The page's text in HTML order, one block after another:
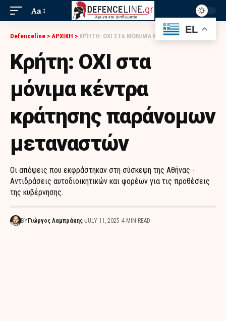
Aa
Defenceline > ΑΡΧΙΚΗ > ΚΡΉΤΗ: ΟΧΙ ΣΤΑ ΜΌΝΙΜΑ ΚΈΝΤΡΑ ΚΡΆΤΗΣΗΣ ΠΑΡΆΝΟΜΩΝ ΜΕΤΑΝΑΣΤΏΝ
Κρήτη: ΟΧΙ στα
μόνιμα κέντρα
κράτησης παράνομων
μεταναστών
Οι απόψεις που εκφράστηκαν στη σύσκεψη της Αθήνας -
Αντιδράσεις αυτοδιοικητικών και φορέων για τις προθέσεις
της κυβέρνησης.
BY Γιώργος Λαμπράκης JULY 11, 2025 4 MIN READ
EL